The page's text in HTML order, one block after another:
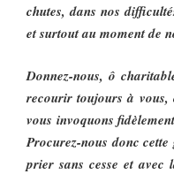
chutes, dans nos
et surtout au moment de
Donnez-nous, ô
recourir toujours à vous,
vous invoquons
Procurez-nous donc
prier sans cesse et avec